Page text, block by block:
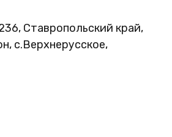
Ставропольский край,
с.Верхнерусское,